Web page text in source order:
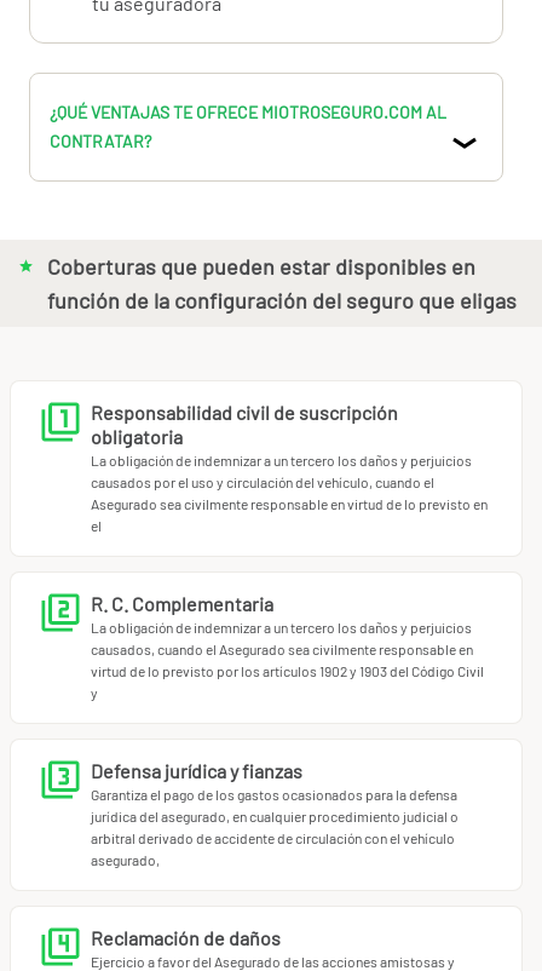
¿QUÉ VENTAJAS TE OFRECE MIOTROSEGURO.COM AL
CONTRATAR?
Coberturas que pueden estar disponibles en
función de la configuración del seguro que eligas
Responsabilidad civil de suscripción
obligatoria
La obligación de indemnizar a un tercero los daños y perjuicios
causados por el uso y circulación del vehículo, cuando el
Asegurado sea civilmente responsable en virtud de lo previsto en
el
R. C. Complementaria
La obligación de indemnizar a un tercero los daños y perjuicios
causados, cuando el Asegurado sea civilmente responsable en
virtud de lo previsto por los artículos 1902 y 1903 del Código Civil
y
Defensa jurídica y fianzas
Garantiza el pago de los gastos ocasionados para la defensa
jurídica del asegurado, en cualquier procedimiento judicial o
arbitral derivado de accidente de circulación con el vehículo
asegurado,
Reclamación de daños
Ejercicio a favor del Asegurado de las acciones amistosas y